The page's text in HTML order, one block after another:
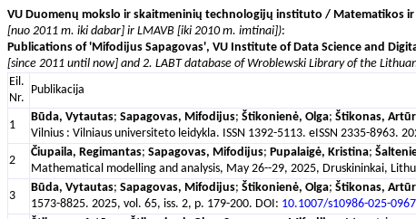
VU Duomenų mokslo ir skaitmeninių technologijų instituto / Matematikos
[nuo 2011 m. iki dabar] ir LMAVB [iki 2010 m. imtinai]):
Publications of 'Mifodijus Sapagovas', VU Institute of Data Science and
[since 2011 until now] and 2. LABT database of Wroblewski Library of the
Eil.
Nr.
Publikacija
1
Būda, Vytautas; Sapagovas, Mifodijus; Štikonienė, Olga; Štikonas,
Vilnius : Vilniaus universiteto leidykla. ISSN 1392-5113. eISSN 2335-8963.
2
Čiupaila, Regimantas; Sapagovas, Mifodijus; Pupalaigė, Kristina;
Mathematical modelling and analysis, May 26--29, 2025, Druskininkai,
3
Būda, Vytautas; Sapagovas, Mifodijus; Štikonienė, Olga; Štikonas,
1573-8825. 2025, vol. 65, iss. 2, p. 179-200. DOI: 10.1007/s10986-025-